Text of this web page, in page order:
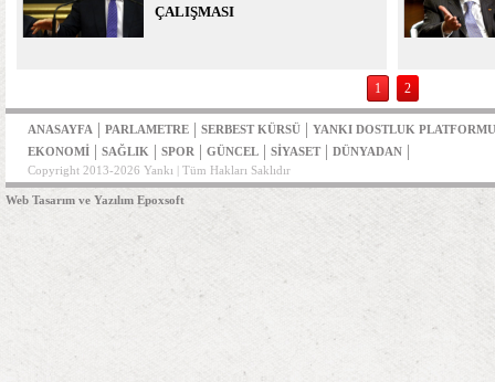
ÇALIŞMASI
1 2
ANASAYFA | PARLAMETRE | SERBEST KÜRSÜ | YANKI DOSTLUK PLATFORMU
EKONOMİ | SAĞLIK | SPOR | GÜNCEL | SİYASET | DÜNYADAN |
Copyright 2013-2026 Yankı | Tüm Hakları Saklıdır
Web Tasarım ve Yazılım Epoxsoft